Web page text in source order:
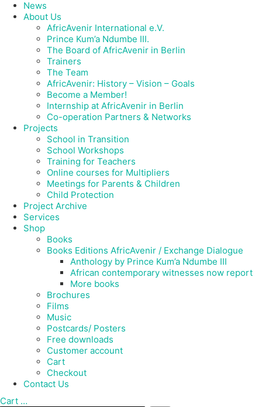
News
About Us
AfricAvenir International e.V.
Prince Kum’a Ndumbe III.
The Board of AfricAvenir in Berlin
Trainers
The Team
AfricAvenir: History – Vision – Goals
Become a Member!
Internship at AfricAvenir in Berlin
Co-operation Partners & Networks
Projects
School in Transition
School Workshops
Training for Teachers
Online courses for Multipliers
Meetings for Parents & Children
Child Protection
Project Archive
Services
Shop
Books
Books Editions AfricAvenir / Exchange Dialogue
Anthology by Prince Kum’a Ndumbe III
African contemporary witnesses now report
More books
Brochures
Films
Music
Postcards/ Posters
Free downloads
Customer account
Cart
Checkout
Contact Us
Cart …